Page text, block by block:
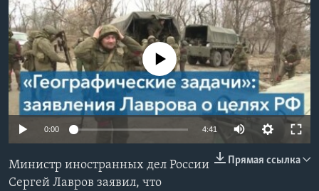
Learning English
СОЦИАЛЬНЫЕ СЕТИ
Языки
No media source currently available
0:00 4:41
Прямая ссылка
Министр иностранных дел России
Сергей Лавров заявил, что